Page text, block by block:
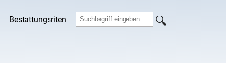
Bestattungsriten